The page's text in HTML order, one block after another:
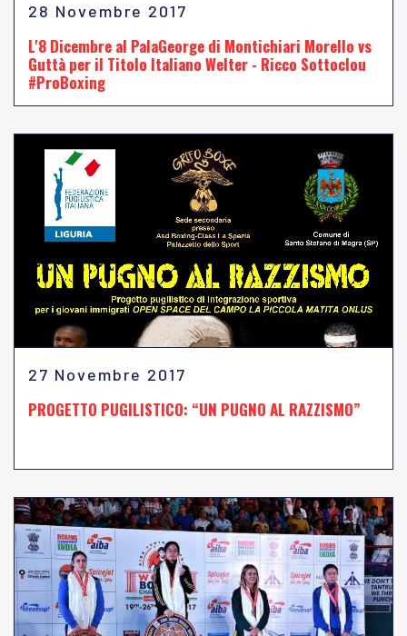
28 Novembre 2017
L'8 Dicembre al PalaGeorge di Montichiari Morello vs
Guttà per il Titolo Italiano Welter - Ricco Sottoclou
#ProBoxing
27 Novembre 2017
PROGETTO PUGILISTICO: “UN PUGNO AL RAZZISMO”